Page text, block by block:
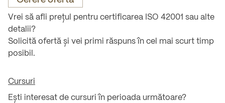
Vrei să afli prețul pentru certificarea ISO 42001 sau alte
detalii?
Solicită ofertă și vei primi răspuns în cel mai scurt timp
posibil.
Cursuri
Ești interesat de cursuri în perioada următoare?